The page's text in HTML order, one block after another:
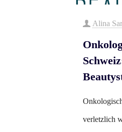
Alina
verletzlich